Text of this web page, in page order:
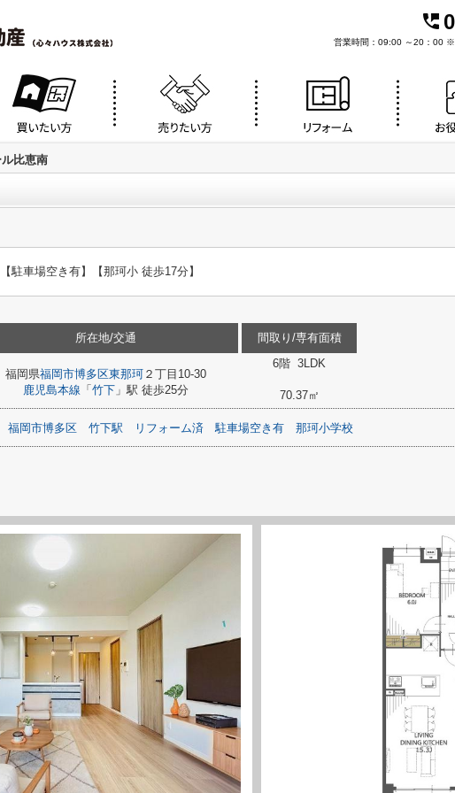
営業時間：09:00 ～20：00
比恵南
駐車場空き有】【那珂小 徒歩17分】
所在地/交通
福岡県福岡市博多区東那珂２丁目10-30
鹿児島本線 「 竹下」駅 徒歩25分
間取り/専有面積
6階 3LDK
70.37㎡
福岡市博多区 竹下駅 リフォーム済 駐車場空き有 那珂小学校